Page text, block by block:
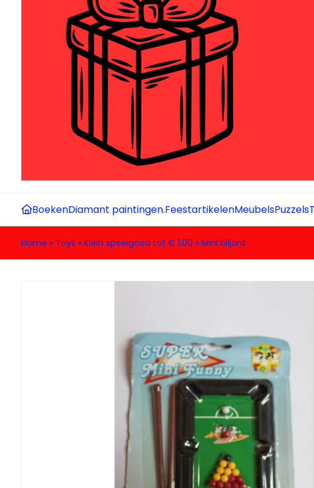
BoekenDiamant paintingen.FeestartikelenMeubelsPuzzels
Home » Toys » Klein speelgoed tot € 1,00 » Mini biljard